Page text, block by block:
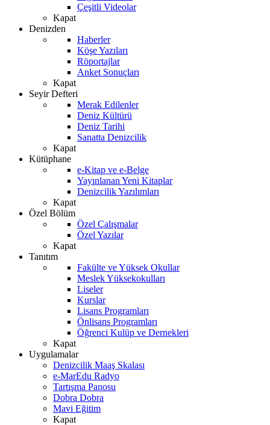
Çeşitli Videolar
Kapat
Denizden
Haberler
Köşe Yazıları
Röportajlar
Anket Sonuçları
Kapat
Seyir Defteri
Merak Edilenler
Deniz Kültürü
Deniz Tarihi
Sanatta Denizcilik
Kapat
Kütüphane
e-Kitap ve e-Belge
Yayınlanan Yeni Kitaplar
Denizcilik Yazılımları
Kapat
Özel Bölüm
Özel Çalışmalar
Özel Yazılar
Kapat
Tanıtım
Fakülte ve Yüksek Okullar
Meslek Yüksekokulları
Liseler
Kurslar
Lisans Programları
Önlisans Programları
Öğrenci Kulüp ve Dernekleri
Kapat
Uygulamalar
Denizcilik Maaş Skalası
e-MarEdu Radyo
Tartışma Panosu
Dobra Dobra
Mavi Eğitim
Kapat